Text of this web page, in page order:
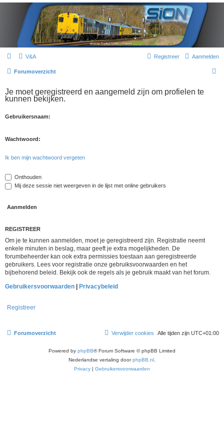
V&A Aanmelden
Registreer
Forumoverzicht
Je moet geregistreerd en aangemeld zijn om profielen te
kunnen bekijken.
Gebruikersnaam:
Wachtwoord:
Ik ben mijn wachtwoord vergeten
Onthouden
Mij deze sessie niet weergeven in de lijst met online gebruikers
REGISTREER
Om je te kunnen aanmelden, moet je geregistreerd zijn. Registratie neemt
enkele minuten in beslag, maar geeft je extra mogelijkheden. De
forumbeheerder kan ook extra permissies toestaan aan geregistreerde
gebruikers. Lees voor registratie onze gebruiksvoorwaarden en het
bijbehorend beleid. Bekijk ook de regels als je gebruik maakt van het forum.
Gebruikersvoorwaarden
Privacybeleid
Registreer
Forumoverzicht Alle tijden zijn UTC+01:00
Verwijder cookies
Powered by phpBB® Forum Software © phpBB Limited
Nederlandse vertaling doorphpBB.nl.
Privacy | Gebruikersvoorwaarden